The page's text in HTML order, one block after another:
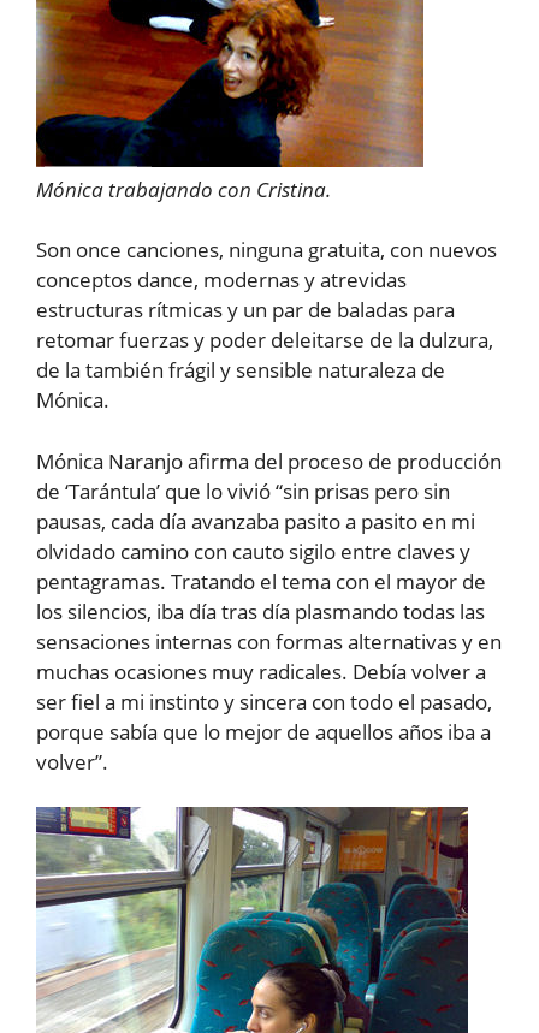
Mónica trabajando con Cristina.
Son once canciones, ninguna gratuita, con nuevos
conceptos dance, modernas y atrevidas
estructuras rítmicas y un par de baladas para
retomar fuerzas y poder deleitarse de la dulzura,
de la también frágil y sensible naturaleza de
Mónica.
Mónica Naranjo afirma del proceso de producción
de ‘Tarántula’ que lo vivió “sin prisas pero sin
pausas, cada día avanzaba pasito a pasito en mi
olvidado camino con cauto sigilo entre claves y
pentagramas. Tratando el tema con el mayor de
los silencios, iba día tras día plasmando todas las
sensaciones internas con formas alternativas y en
muchas ocasiones muy radicales. Debía volver a
ser fiel a mi instinto y sincera con todo el pasado,
porque sabía que lo mejor de aquellos años iba a
volver”.